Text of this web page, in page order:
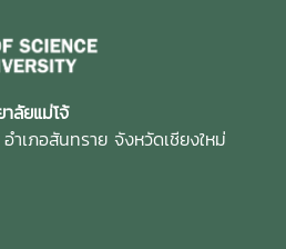
อย่างยั่งยืน ในการนี้ คณะกรรมการ
ใน ได้ร่วมดำเนินการ วิพากษ์และ
การดำเนินการเพื่อความเป็นเลิศ
าความครบถ้วน ความเชื่อมโยง
รดำเนินงานในทุกหมวดของเกณฑ์
ดเห็นและแนวทางการพัฒนา เพื่อ
ละเตรียมความพร้อมสำหรับการ
ลัยแม่โจ้
เภอสันทราย จังหวัดเชียงใหม่